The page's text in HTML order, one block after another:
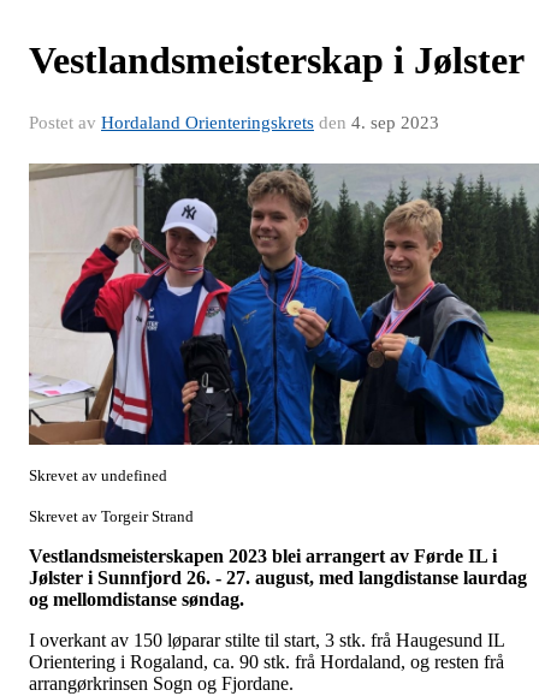
Vestlandsmeisterskap i Jølster
Postet av Hordaland Orienteringskrets den 4. sep 2023
Skrevet av undefined
Skrevet av Torgeir Strand
Vestlandsmeisterskapen 2023 blei arrangert av Førde IL i
Jølster i Sunnfjord 26. - 27. august, med langdistanse laurdag
og mellomdistanse søndag.
I overkant av 150 løparar stilte til start, 3 stk. frå Haugesund IL
Orientering i Rogaland, ca. 90 stk. frå Hordaland, og resten frå
arrangørkrinsen Sogn og Fjordane.